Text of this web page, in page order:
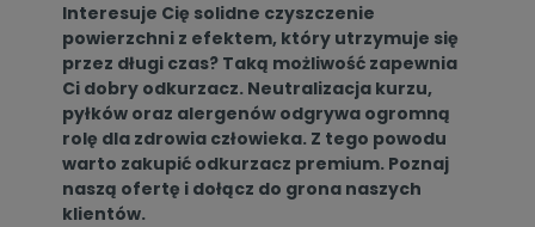
Interesuje Cię solidne czyszczenie
powierzchni z efektem, który utrzymuje się
przez długi czas? Taką możliwość zapewnia
Ci dobry odkurzacz. Neutralizacja kurzu,
pyłków oraz alergenów odgrywa ogromną
rolę dla zdrowia człowieka. Z tego powodu
warto zakupić odkurzacz premium. Poznaj
naszą ofertę i dołącz do grona naszych
klientów.